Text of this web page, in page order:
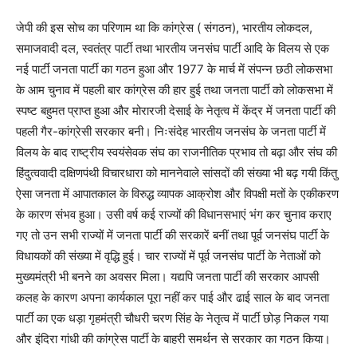
जेपी की इस सोच का परिणाम था कि कांग्रेस ( संगठन), भारतीय लोकदल,
समाजवादी दल, स्वतंत्र पार्टी तथा भारतीय जनसंघ पार्टी आदि के विलय से एक
नई पार्टी जनता पार्टी का गठन हुआ और 1977 के मार्च में संपन्न छठी लोकसभा
के आम चुनाव में पहली बार कांग्रेस की हार हुई तथा जनता पार्टी को लोकसभा में
स्पष्ट बहुमत प्राप्त हुआ और मोरारजी देसाई के नेतृत्व में केंद्र में जनता पार्टी की
पहली गैर-कांग्रेसी सरकार बनी। निःसंदेह भारतीय जनसंघ के जनता पार्टी में
विलय के बाद राष्ट्रीय स्वयंसेवक संघ का राजनीतिक प्रभाव तो बढ़ा और संघ की
हिंदुत्ववादी दक्षिणपंथी विचारधारा को माननेवाले सांसदों की संख्या भी बढ़ गयी किंतु
ऐसा जनता में आपातकाल के विरुद्ध व्यापक आक्रोश और विपक्षी मतों के एकीकरण
के कारण संभव हुआ। उसी वर्ष कई राज्यों की विधानसभाएं भंग कर चुनाव कराए
गए तो उन सभी राज्यों में जनता पार्टी की सरकारें बनीं तथा पूर्व जनसंघ पार्टी के
विधायकों की संख्या में वृद्धि हुई। चार राज्यों में पूर्व जनसंघ पार्टी के नेताओं को
मुख्यमंत्री भी बनने का अवसर मिला। यद्यपि जनता पार्टी की सरकार आपसी
कलह के कारण अपना कार्यकाल पूरा नहीं कर पाई और ढाई साल के बाद जनता
पार्टी का एक धड़ा गृहमंत्री चौधरी चरण सिंह के नेतृत्व में पार्टी छोड़ निकल गया
और इंदिरा गांधी की कांग्रेस पार्टी के बाहरी समर्थन से सरकार का गठन किया।